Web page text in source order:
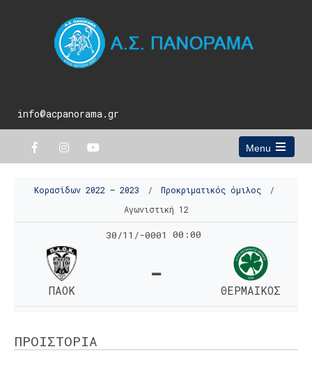
info@acpanorama.gr
Menu
Open
menu
Κορασίδων 2022 – 2023 / Προκριματικός όμιλος
/
Αγωνιστική 12
30/11/-0001 00:00
ΠΑΟΚ
-
ΘΕΡΜΑΙΚΟΣ
ΠΡΟΙΣΤΟΡΙΑ